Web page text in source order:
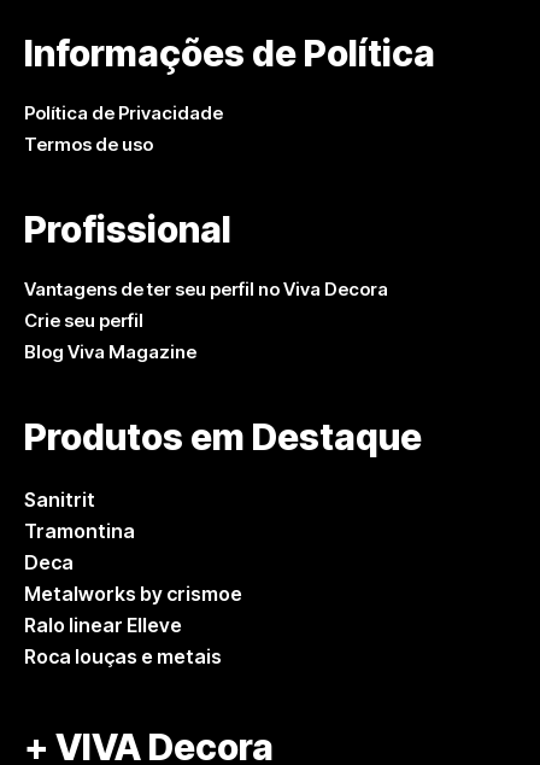
Informações de Política
Política de Privacidade
Termos de uso
Profissional
Vantagens de ter seu perfil no Viva Decora
Crie seu perfil
Blog Viva Magazine
Produtos em Destaque
Sanitrit
Tramontina
Deca
Metalworks by crismoe
Ralo linear Elleve
Roca louças e metais
+ VIVA Decora